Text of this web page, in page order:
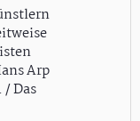
Arp
Das